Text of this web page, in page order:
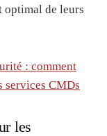
optimal de leurs
: comment
services CMDs
les